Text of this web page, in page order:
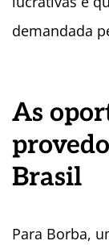
demandada
As
Brasil
Para Borba,